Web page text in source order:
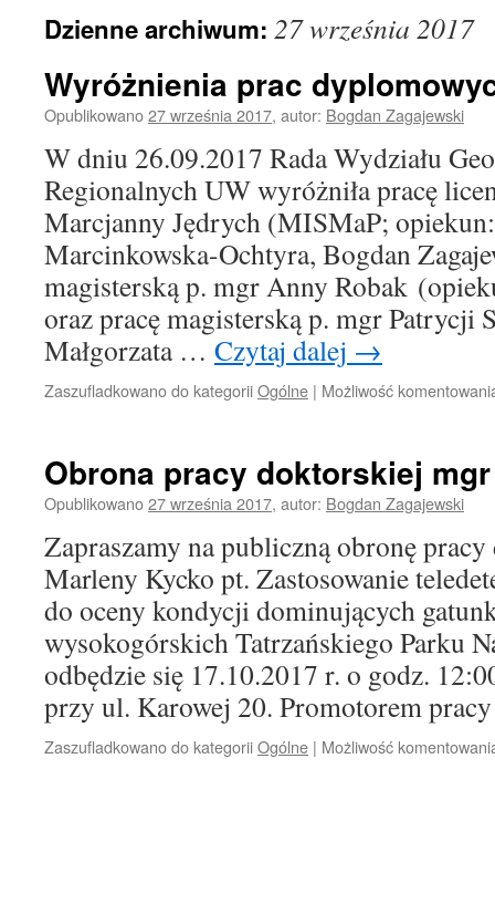
Dzienne archiwum: 27 września 2017
Wyróżnienia prac
Opublikowano27 września 2017, autor: Bogdan Zagajewski
W dniu 26.09.2017 Rada Wydziału
Regionalnych UW wyróżniła pracę
Marcjanny Jędrych (MISMaP;
Marcinkowska-Ochtyra, Bogdan
magisterską p. mgr Anny Robak
oraz pracę magisterską p. mgr Patrycji
Małgorzata … Czytaj dalej →
Zaszufladkowano do kategoriiOgólne | Możliwość
Obrona pracy doktorskiej
Opublikowano27 września 2017, autor: Bogdan Zagajewski
Zapraszamy na publiczną obronę
Marleny Kycko pt. Zastosowanie
do oceny kondycji dominujących
wysokogórskich Tatrzańskiego Parku
odbędzie się 17.10.2017 r. o godz.
przy ul. Karowej 20. Promotorem
Zaszufladkowano do kategoriiOgólne | Możliwość